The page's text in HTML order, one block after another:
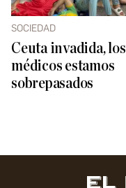
SOCIEDAD
Ceuta invadida, los
médicos estamos
sobrepasados